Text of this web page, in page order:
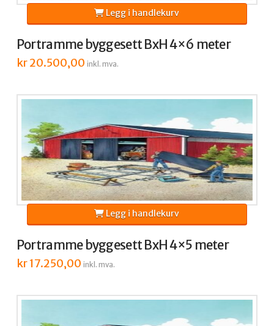
Portramme byggesett BxH 4×6 meter
kr20.500,00 inkl. mva.
Legg i handlekurv
Portramme byggesett BxH 4×5 meter
kr17.250,00 inkl. mva.
Legg i handlekurv